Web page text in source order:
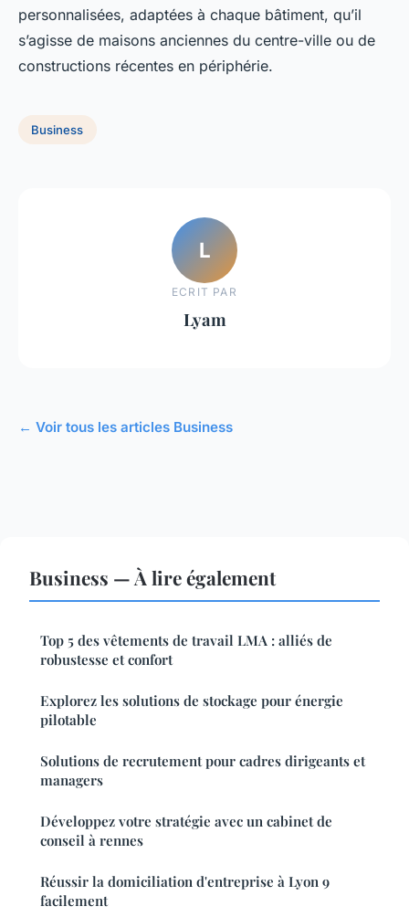
personnalisées, adaptées à chaque bâtiment, qu’il
s’agisse de maisons anciennes du centre-ville ou de
constructions récentes en périphérie.
Business
L
ECRIT PAR
Lyam
← Voir tous les articles Business
Business — À lire également
Top 5 des vêtements de travail LMA : alliés de
robustesse et confort
Explorez les solutions de stockage pour énergie
pilotable
Solutions de recrutement pour cadres dirigeants et
managers
Développez votre stratégie avec un cabinet de
conseil à rennes
Réussir la domiciliation d'entreprise à Lyon 9
facilement